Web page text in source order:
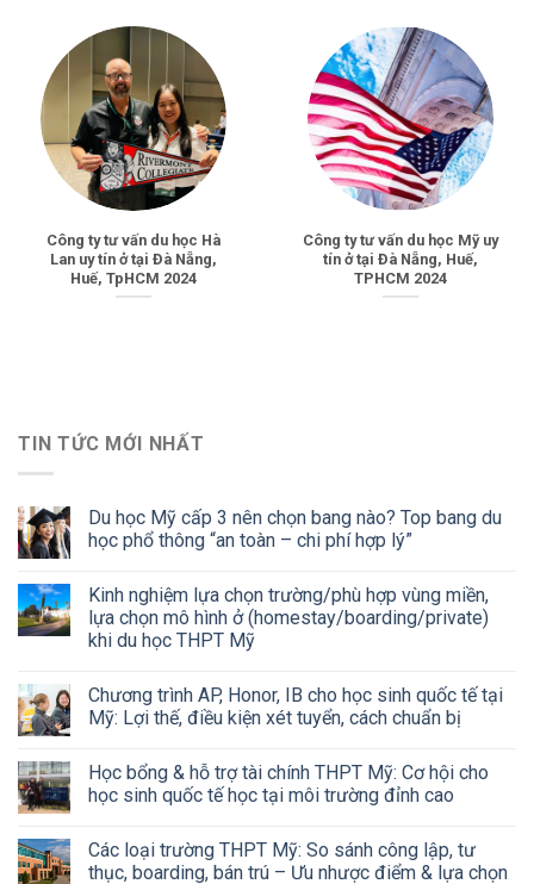
Công ty tư vấn du học Hà
Lan uy tín ở tại Đà Nẵng,
Huế, TpHCM 2024
Công ty tư vấn du học Mỹ uy
tín ở tại Đà Nẵng, Huế,
TPHCM 2024
TIN TỨC MỚI NHẤT
Du học Mỹ cấp 3 nên chọn bang nào? Top bang du
học phổ thông “an toàn – chi phí hợp lý”
Kinh nghiệm lựa chọn trường/phù hợp vùng miền,
lựa chọn mô hình ở (homestay/boarding/private)
khi du học THPT Mỹ
Chương trình AP, Honor, IB cho học sinh quốc tế tại
Mỹ: Lợi thế, điều kiện xét tuyển, cách chuẩn bị
Học bổng & hỗ trợ tài chính THPT Mỹ: Cơ hội cho
học sinh quốc tế học tại môi trường đỉnh cao
Các loại trường THPT Mỹ: So sánh công lập, tư
thục, boarding, bán trú – Ưu nhược điểm & lựa chọn